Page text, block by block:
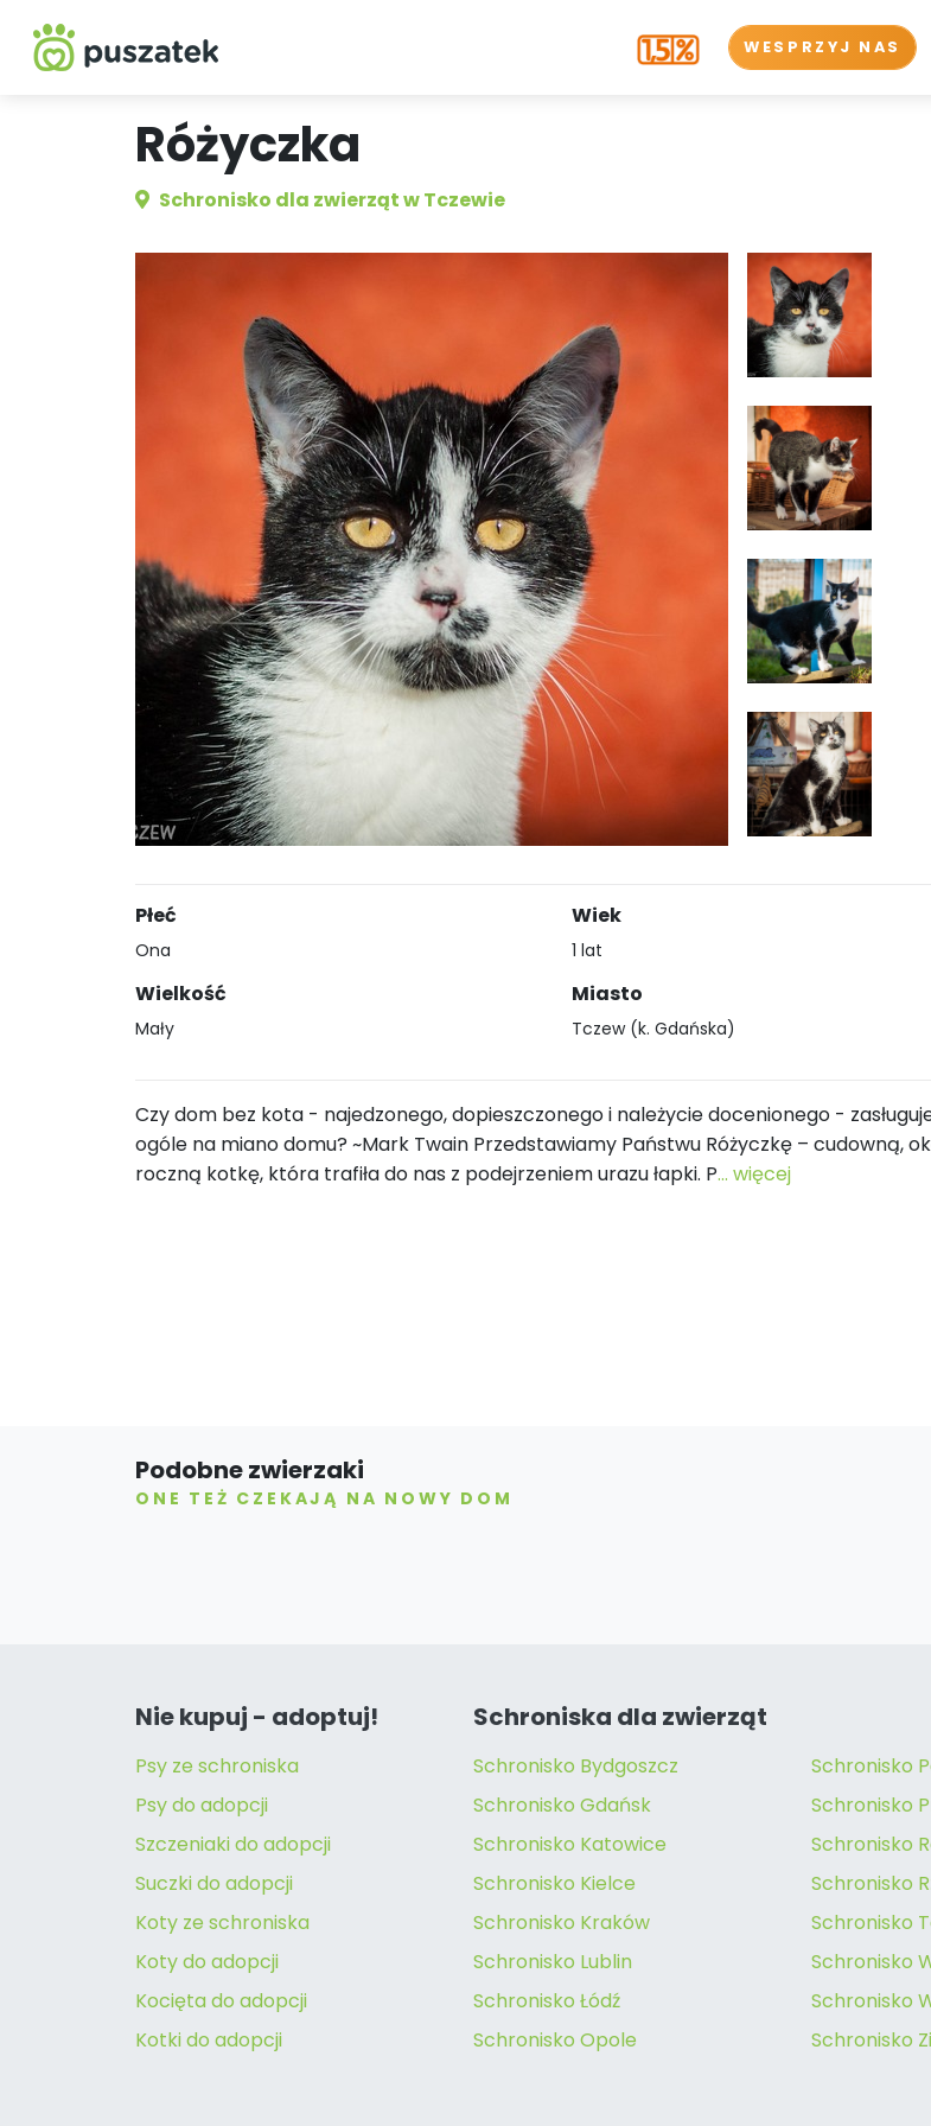
WESPRZYJ NAS
Różyczka
Schronisko dla zwierząt w Tczewie
Płeć
Ona
Wielkość
Mały
Wiek
1 lat
Miasto
Tczew (k. Gdańska)
Czy dom bez kota - najedzonego, dopieszczonego i należycie docenionego -
ogóle na miano domu? ~Mark Twain Przedstawiamy Państwu Różyczkę – cudowną,
roczną kotkę, która trafiła do nas z podejrzeniem urazu łapki. P... więcej
Podobne zwierzaki
ONE TEŻ CZEKAJĄ NA NOWY DOM
Nie kupuj - adoptuj!
Psy ze schroniska
Psy do adopcji
Szczeniaki do adopcji
Suczki do adopcji
Koty ze schroniska
Koty do adopcji
Kocięta do adopcji
Kotki do adopcji
Schroniska dla zwierząt
Schronisko Bydgoszcz
Schronisko Gdańsk
Schronisko Katowice
Schronisko Kielce
Schronisko Kraków
Schronisko Lublin
Schronisko Łódź
Schronisko Opole
Schronisko
Schronisko
Schronisko
Schronisko
Schronisko
Schronisko
Schronisko
Schronisko